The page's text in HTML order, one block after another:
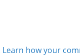
Learn how your